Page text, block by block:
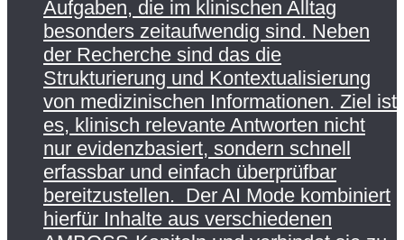
Aufgaben, die im klinischen Alltag
besonders zeitaufwendig sind. Neben
der Recherche sind das die
Strukturierung und Kontextualisierung
von medizinischen Informationen. Ziel ist
es, klinisch relevante Antworten nicht
nur evidenzbasiert, sondern schnell
erfassbar und einfach überprüfbar
bereitzustellen. Der AI Mode kombiniert
hierfür Inhalte aus verschiedenen